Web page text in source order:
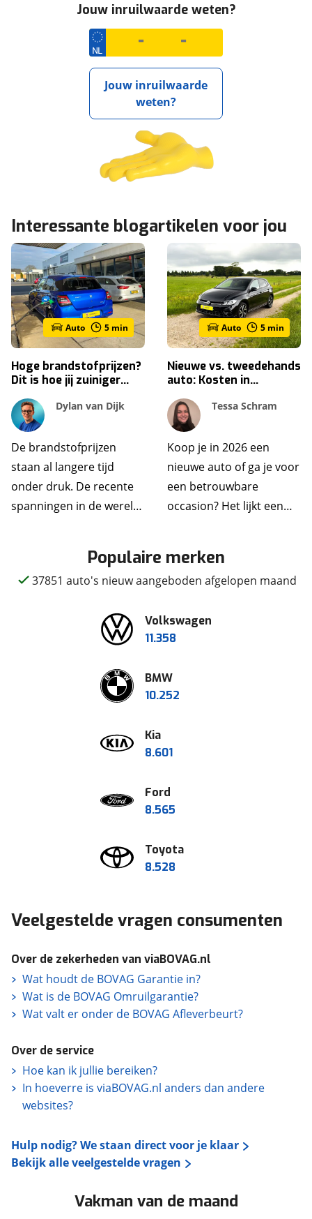
Jouw inruilwaarde weten?
Jouw inruilwaarde
weten?
Interessante blogartikelen voor jou
Auto 5 min
Hoge brandstofprijzen?
Dit is hoe jij zuiniger
De brandstofprijzen
staan al langere tijd
onder druk. De recente
spanningen in de wereld
automobilisten merken
het steeds meer in hun
ritje naar werk, familie of
de supermarkt vroeger
maandbudget, voelt elke
tankbeurt tegenwoordig
ingevoerd heeft blijft
Dylan van Dijk
Auto 5 min
Nieuwe vs. tweedehands
auto: Kosten in
compleet overzicht
Koop je in 2026 een
nieuwe auto of ga je voor
een betrouwbare
occasion? Het lijkt een
schuilt een wereld aan
kosten. Denk aan
brandstof, verzekering
en onderhoud. Wie slim
totale kosten over
meerdere jaren. In dit
voor stap langs, zodat je
financieel het beste past
bij jouw situatie.
Tessa Schram
Populaire merken
37851 auto's nieuw aangeboden afgelopen maand
Volkswagen
11.358
BMW
10.252
Kia
8.601
Ford
8.565
Toyota
8.528
Veelgestelde vragen consumenten
Over de zekerheden van viaBOVAG.nl
Wat houdt de BOVAG Garantie in?
Wat is de BOVAG Omruilgarantie?
Wat valt er onder de BOVAG Afleverbeurt?
Over de service
Hoe kan ik jullie bereiken?
In hoeverre is viaBOVAG.nl anders dan andere
websites?
Hulp nodig? We staan direct voor je klaar
Bekijk alle veelgestelde vragen
Vakman van de maand